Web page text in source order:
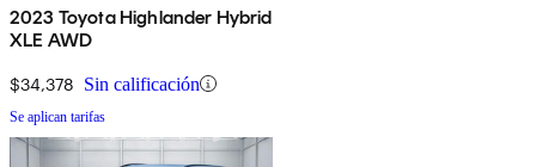
2023 Toyota Highlander Hybrid
XLE AWD
$34,378 Sin calificación
Se aplican tarifas